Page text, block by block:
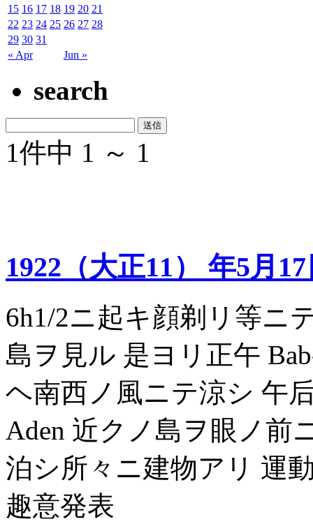
« Apr Jun »
15 16 17 18 19 20 21
22 23 24 25 26 27 28
29 30 31
search
1件中 1 ～ 1
1922（大正11） 年5月
6h1/2ニ起キ顔剃リ等ニ
島ヲ見ル 是ヨリ正午
ヘ南西ノ風ニテ涼シ 午
Aden 近クノ島ヲ眼ノ前
泊シ所々ニ建物アリ 運
趣意発表